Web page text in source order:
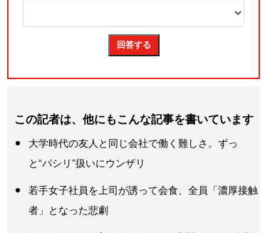
この記者は、他にもこんな記事を書いています
大学時代の友人と同じ会社で働く難しさ。ずっ
と“パシリ”扱いにウンザリ
若手女子社員を上司が誘って会食、全員「濃厚接触
者」となった悲劇